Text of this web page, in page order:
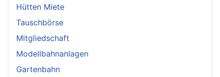
Hütten Miete
Tauschbörse
Mitgliedschaft
Modellbahnanlagen
Gartenbahn